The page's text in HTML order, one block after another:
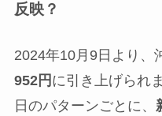
反映？
2024年10月9日より、
952円 に引き上げられ
日のパターンごとに、